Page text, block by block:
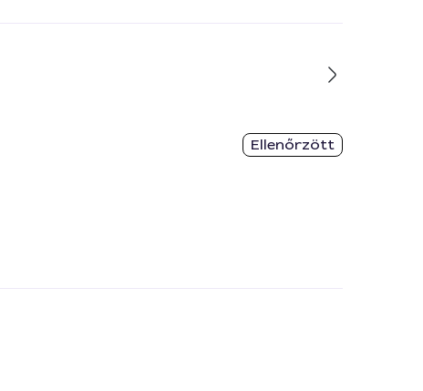
Ellenőrzött